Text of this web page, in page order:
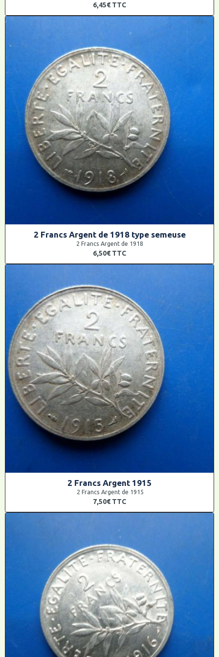
6,45€ TTC
2 Francs Argent de 1918 type semeuse
2 Francs Argent de 1918
6,50€ TTC
2 Francs Argent 1915
2 Francs Argent de 1915
7,50€ TTC